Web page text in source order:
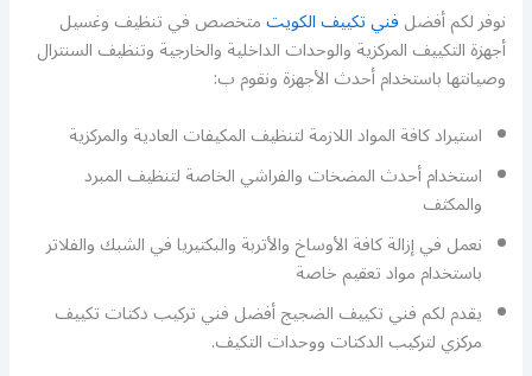
نوفر لكم أفضلفني تكييف الكويتمتخصص في تنظيف وغسيل
أجهزة التكييف المركزية والوحدات الداخلية والخارجية وتنظيف السنترال
وصيانتها باستخدام أحدث الأجهزة ونقوم ب:
استيراد كافة المواد اللازمة لتنظيف المكيفات العادية والمركزية
استخدام أحدث المضخات والفراشي الخاصة لتنظيف المبرد
والمكثف
نعمل في إزالة كافة الأوساخ والأتربة والبكتيريا في الشبك والفلاتر
باستخدام مواد تعقيم خاصة
يقدم لكم فني تكييف الضجيج أفضل فني تركيب دكتات تكييف
مركزي لتركيب الدكتات ووحدات التكيف.